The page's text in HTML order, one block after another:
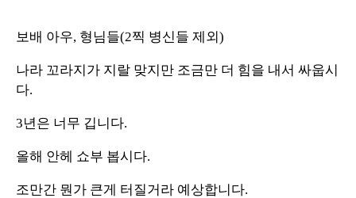
보배 아우, 형님들(2찍 병신들 제외)
나라 꼬라지가 지랄 맞지만 조금만 더 힘을 내서 싸웁시
다.
3년은 너무 깁니다.
올해 안헤 쇼부 봅시다.
조만간 뭔가 큰게 터질거라 예상합니다.